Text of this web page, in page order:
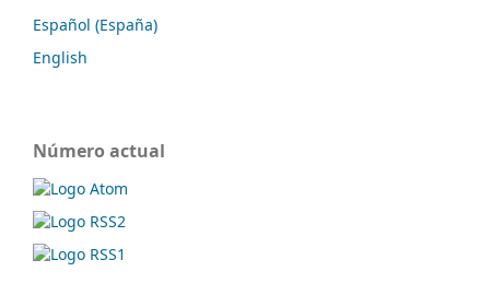
Español (España)
English
Número actual